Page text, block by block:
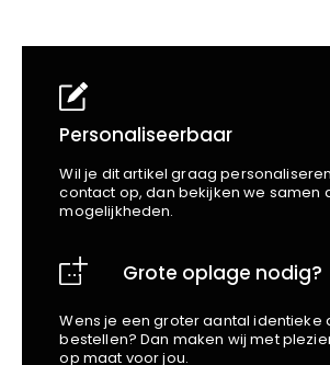
Edge Safety
Harvest
Heckel
Hydrowear
Jassz
Kariban
Personaliseerbaar
Wil je dit artikel graag
contact op, dan bekijken we samen
mogelijkheden.
Grote oplage nodig?
Wens je een groter aantal identieke
bestellen? Dan maken wij met
op maat voor jou.